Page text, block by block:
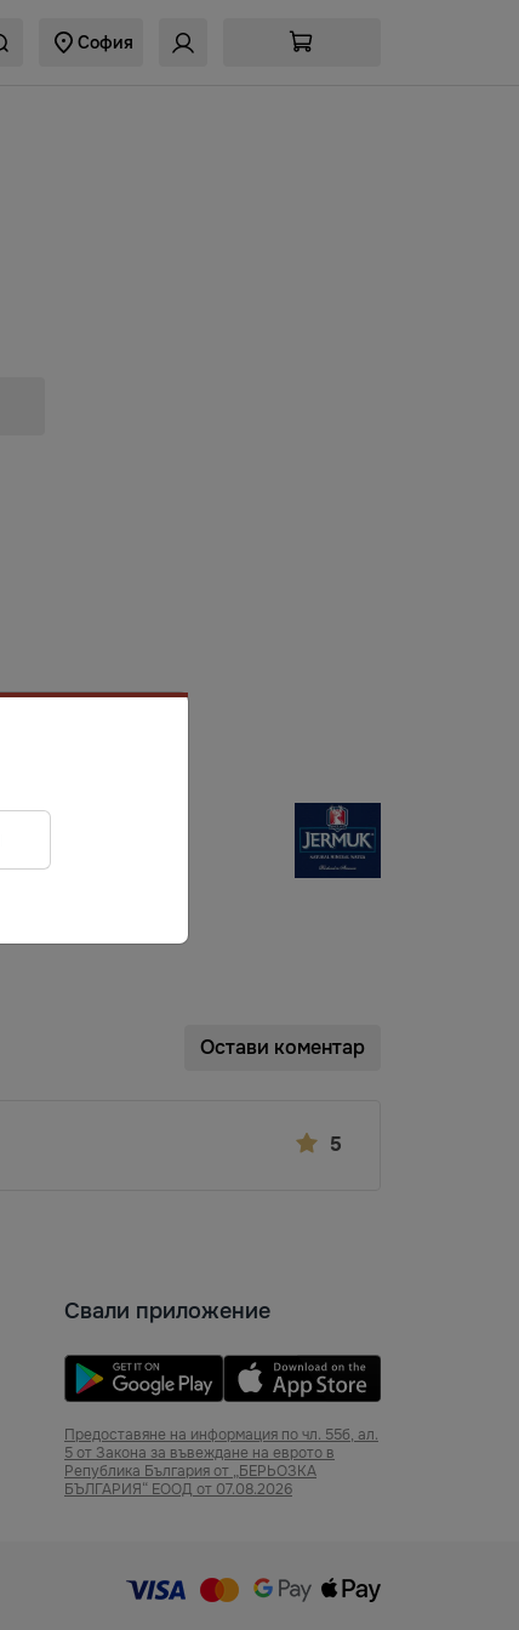
София
Остави коментар
5
Свали приложение
Предоставяне на информация по чл. 55б, ал.
5 от Закона за въвеждане на еврото в
Република България от „БЕРЬОЗКА
БЪЛГАРИЯ“ ЕООД от 07.08.2026